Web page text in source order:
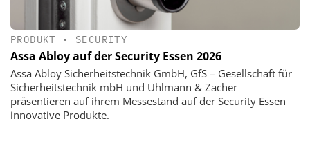
PRODUKT • SECURITY
Assa Abloy auf der Security Essen 2026
Assa Abloy Sicherheitstechnik GmbH, GfS – Gesellschaft für
Sicherheitstechnik mbH und Uhlmann & Zacher
präsentieren auf ihrem Messestand auf der Security Essen
innovative Produkte.